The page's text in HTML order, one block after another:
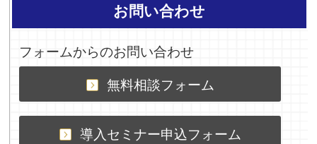
お問い合わせ
フォームからのお問い合わせ
無料相談フォーム
導入セミナー申込フォーム